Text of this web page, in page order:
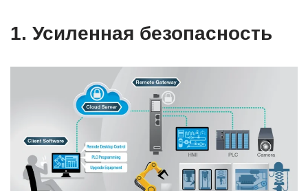
1. Усиленная безопасность